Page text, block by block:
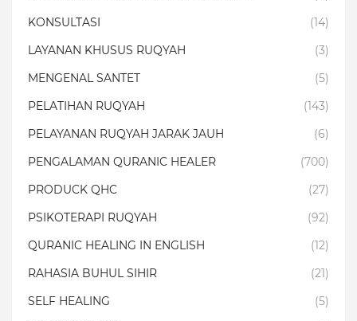
KONSULTASI
(14)
LAYANAN KHUSUS RUQYAH
(3)
MENGENAL SANTET
(5)
PELATIHAN RUQYAH
(143)
PELAYANAN RUQYAH JARAK JAUH
(6)
PENGALAMAN QURANIC HEALER
(700)
PRODUCK QHC
(27)
PSIKOTERAPI RUQYAH
(92)
QURANIC HEALING IN ENGLISH
(12)
RAHASIA BUHUL SIHIR
(21)
SELF HEALING
(5)